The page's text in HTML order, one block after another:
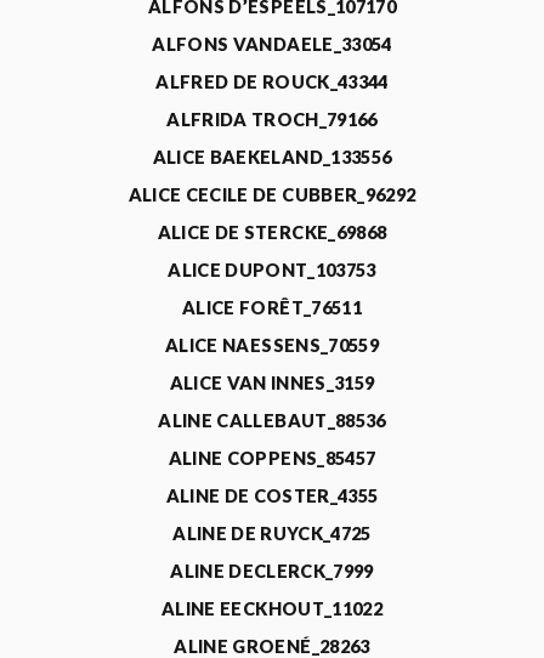
ALFONS D’ESPEELS_107170
ALFONS VANDAELE_33054
ALFRED DE ROUCK_43344
ALFRIDA TROCH_79166
ALICE BAEKELAND_133556
ALICE CECILE DE CUBBER_96292
ALICE DE STERCKE_69868
ALICE DUPONT_103753
ALICE FORÊT_76511
ALICE NAESSENS_70559
ALICE VAN INNES_3159
ALINE CALLEBAUT_88536
ALINE COPPENS_85457
ALINE DE COSTER_4355
ALINE DE RUYCK_4725
ALINE DECLERCK_7999
ALINE EECKHOUT_11022
ALINE GROENÉ_28263